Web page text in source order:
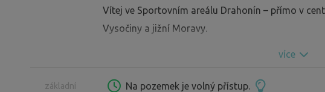
Vítej ve Sportovním areálu Drahonín – přímo v
Vysočiny a jižní Moravy.
více
základní
Na pozemek je volný přístup.